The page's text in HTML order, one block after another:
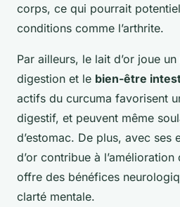
corps, ce qui pourrait
conditions comme l’arthrite.
Par ailleurs, le lait d’or joue
digestion et le bien-être
actifs du curcuma favorisent
digestif, et peuvent même
d’estomac. De plus, avec ses
d’or contribue à
offre des bénéfices
clarté mentale.